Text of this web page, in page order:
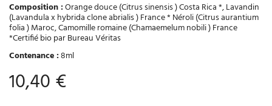
Composition :Orange douce (Citrus sinensis ) Costa Rica *, Lavandin
(Lavandula x hybrida clone abrialis ) France * Néroli (Citrus aurantium
folia ) Maroc, Camomille romaine (Chamaemelum nobili ) France
*Certifié bio par Bureau Véritas
Contenance :8ml
10,40 €